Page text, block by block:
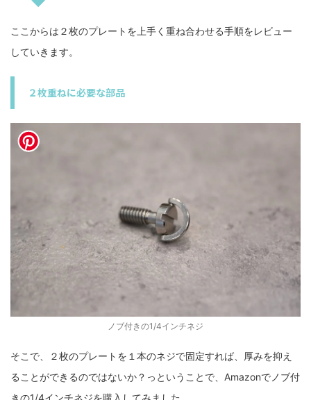
ここからは２枚のプレートを上手く重ね合わせる手順をレビュー
していきます。
２枚重ねに必要な部品
ノブ付きの1/4インチネジ
そこで、
２枚のプレートを１本のネジで固定すれば、厚みを抑え
ることができるのではないか？ っということで、Amazonでノブ付
きの1/4インチネジを購入してみました。